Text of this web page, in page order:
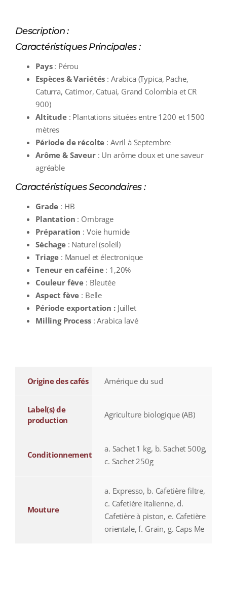
Description :
Caractéristiques Principales :
Pays: Pérou
Espèces & Variétés : Arabica (Typica, Pache,
Caturra, Catimor, Catuai, Grand Colombia et CR
900)
Altitude: Plantations situées entre 1200 et 1500
mètres
Période de récolte : Avril à Septembre
Arôme & Saveur: Un arôme doux et une saveur
agréable
Caractéristiques Secondaires :
Grade : HB
Plantation : Ombrage
Préparation : Voie humide
Séchage: Naturel (soleil)
Triage : Manuel et électronique
Teneur en caféine: 1,20%
Couleur fève : Bleutée
Aspect fève : Belle
Période exportation :Juillet
Milling Process: Arabica lavé
Origine des cafés Amérique du sud
Label(s) de
production
Agriculture biologique (AB)
Conditionnement
a. Sachet 1 kg, b. Sachet 500g,
c. Sachet 250g
Mouture
a. Expresso, b. Cafetière filtre,
c. Cafetière italienne, d.
Cafetière à piston, e. Cafetière
orientale, f. Grain, g. Caps Me